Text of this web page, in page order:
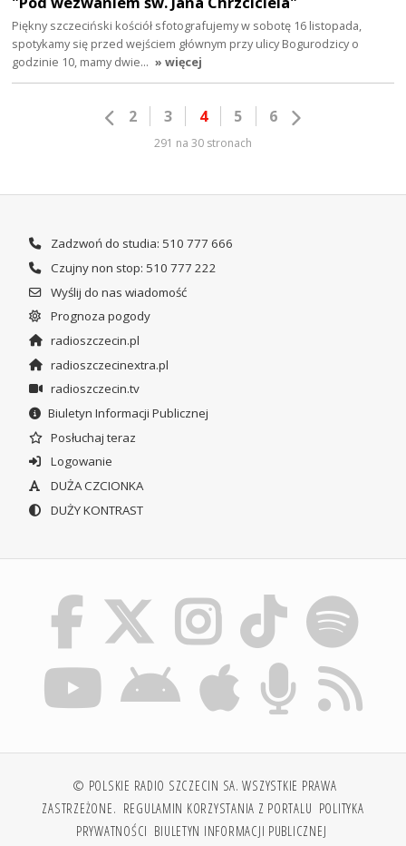
Piękny szczeciński kościół sfotografujemy w sobotę 16 listopada,
spotykamy się przed wejściem głównym przy ulicy Bogurodzicy o
godzinie 10, mamy dwie… » więcej
2 3 4 5 6
291 na 30 stronach
Zadzwoń do studia: 510 777 666
Czujny non stop: 510 777 222
Wyślij do nas wiadomość
Prognoza pogody
radioszczecin.pl
radioszczecinextra.pl
radioszczecin.tv
Biuletyn Informacji Publicznej
Posłuchaj teraz
Logowanie
DUŻA CZCIONKA
DUŻY KONTRAST
© POLSKIE RADIO SZCZECIN SA. WSZYSTKIE PRAWA
ZASTRZEŻONE. REGULAMIN KORZYSTANIA Z PORTALU POLITYKA
PRYWATNOŚCI BIULETYN INFORMACJI PUBLICZNEJ